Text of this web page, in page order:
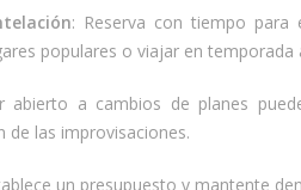
: Reserva con tiempo para
populares o viajar en temporada
abierto a cambios de planes
de las improvisaciones.
un presupuesto y mantente